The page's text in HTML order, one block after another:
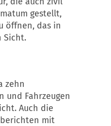
gestellt,
öffnen, das in
Sicht.
zehn
und Fahrzeugen
Auch die
mit